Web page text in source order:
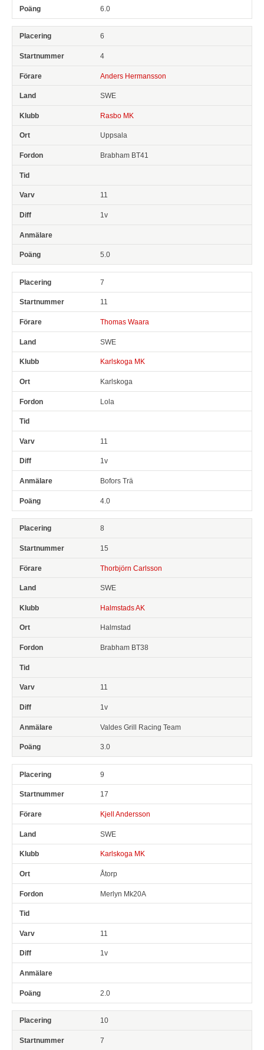
6.0
6
4
Anders Hermansson
SWE
Rasbo MK
Uppsala
Brabham BT41
11
1v
5.0
7
11
Thomas Waara
SWE
Karlskoga MK
Karlskoga
Lola
11
1v
Bofors Trä
4.0
8
15
Thorbjörn Carlsson
SWE
Halmstads AK
Halmstad
Brabham BT38
11
1v
Valdes Grill Racing Team
3.0
9
17
Kjell Andersson
SWE
Karlskoga MK
Åtorp
Merlyn Mk20A
11
1v
2.0
10
7